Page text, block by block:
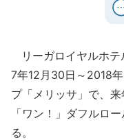
リーガロイヤルホテ
7年12月30日～2018
プ「メリッサ」で、
「ワン！」ダフルロ
る。